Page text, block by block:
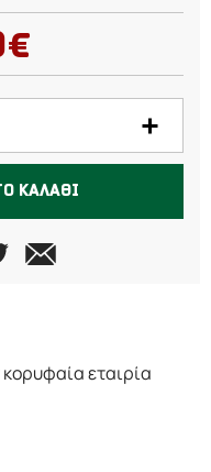
ΚΑΛΑΘΙ
κορυφαία εταιρία